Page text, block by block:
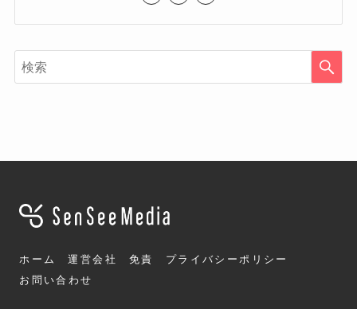
ホーム 運営会社 免責
プライバシーポリシー
お問い合わせ